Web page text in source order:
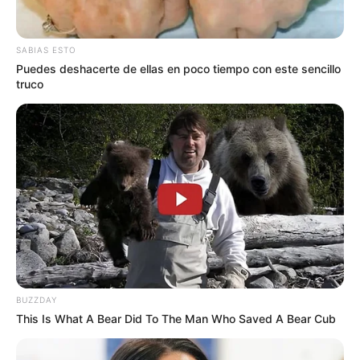
estos hechos delincuenciales el día de hoy en las tres
localidades de Chapinero, Barrios Unidos y Antonio
Nariño",dijo Fernández de Soto secretario de Seguridad.
SABIAS ESTO
Puedes deshacerte de ellas en poco tiempo con este sencillo
truco
BUZZDAY
This Is What A Bear Did To The Man Who Saved A Bear Cub